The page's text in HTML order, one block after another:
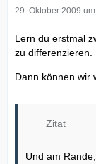
29. Oktober 2009
Lern du erstmal
zu differenzieren.
Dann können wir
Zitat
Und am